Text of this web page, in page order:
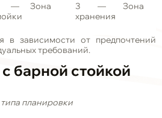
— Зона
3 — Зона
хранения
в зависимости от предпочтений
требований.
барной стойкой
планировки